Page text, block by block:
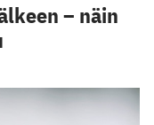
– näin